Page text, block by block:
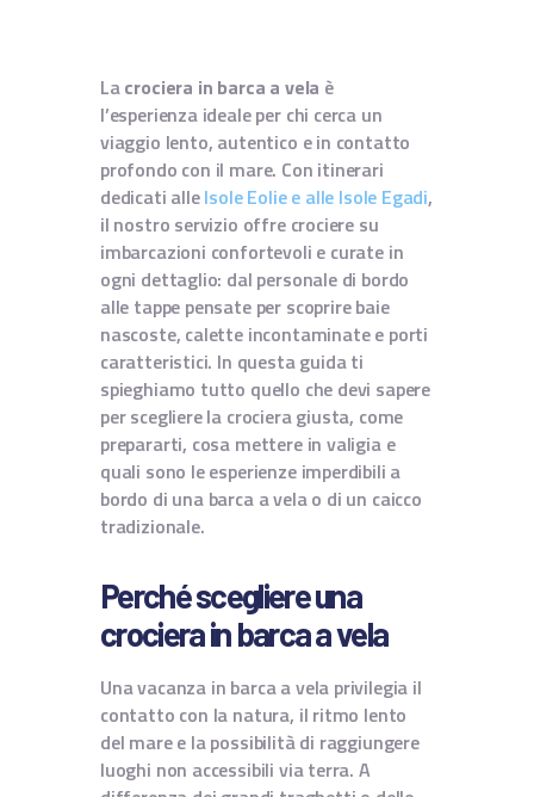
Lacrociera in barca a vela è
l’esperienza ideale per chi cerca un
viaggio lento, autentico e in contatto
profondo con il mare. Con itinerari
dedicati alleIsole Eolie e alle Isole Egadi,
il nostro servizio offre crociere su
imbarcazioni confortevoli e curate in
ogni dettaglio: dal personale di bordo
alle tappe pensate per scoprire baie
nascoste, calette incontaminate e porti
caratteristici. In questa guida ti
spieghiamo tutto quello che devi sapere
per scegliere la crociera giusta, come
prepararti, cosa mettere in valigia e
quali sono le esperienze imperdibili a
bordo di una barca a vela o di un caicco
tradizionale.
Perché scegliere una
crociera in barca a vela
Una vacanza in barca a vela privilegia il
contatto con la natura, il ritmo lento
del mare e la possibilità di raggiungere
luoghi non accessibili via terra. A